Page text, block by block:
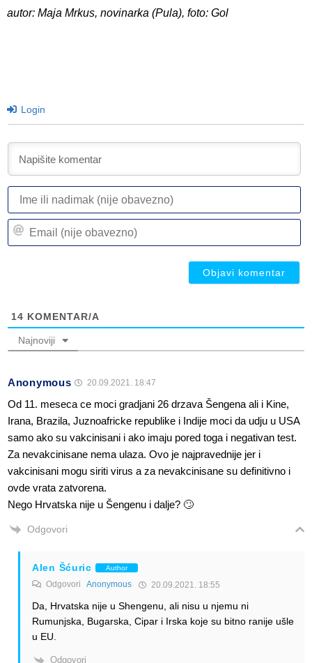
autor: Maja Mrkus, novinarka (Pula), foto: Gol
Login
14 KOMENTAR/A
Najnoviji
Anonymous 20.09.2021. 18:47
Od 11. meseca ce moci gradjani 26 drzava Šengena ali i Kine,
Irana, Brazila, Juznoafricke republike i Indije moci da udju u USA
samo ako su vakcinisani i ako imaju pored toga i negativan test.
Za nevakcinisane nema ulaza. Ovo je najpravednije jer i
vakcinisani mogu siriti virus a za nevakcinisane su definitivno i
ovde vrata zatvorena.
Nego Hrvatska nije u Šengenu i dalje? 🙄
Odgovori
Alen Šćuric Author
Odgovori Anonymous 20.09.2021. 18:55
Da, Hrvatska nije u Shengenu, ali nisu u njemu ni
Rumunjska, Bugarska, Cipar i Irska koje su bitno ranije ušle
u EU.
Odgovori